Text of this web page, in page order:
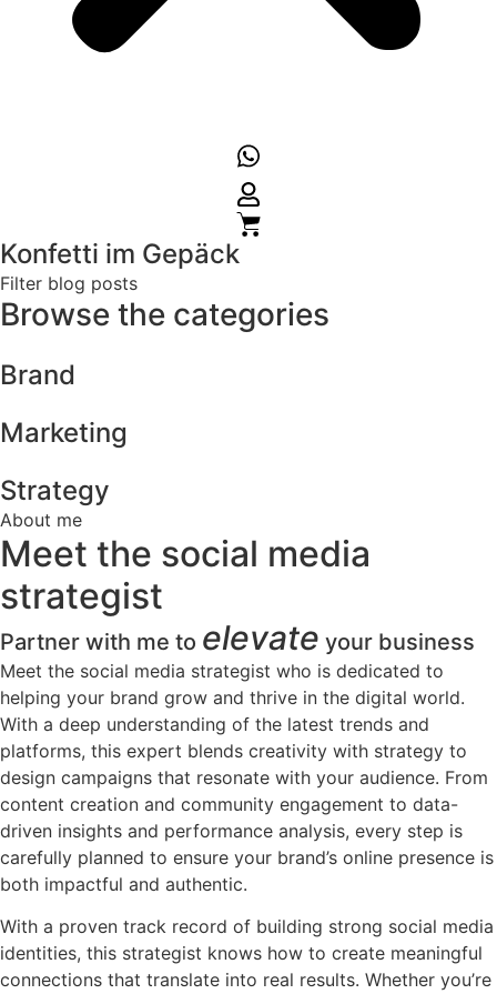
Konfetti im Gepäck
Filter blog posts
Browse the categories
Brand
Marketing
Strategy
About me
Meet the social media
strategist
Partner with me to elevate your business
Meet the social media strategist who is dedicated to
helping your brand grow and thrive in the digital world.
With a deep understanding of the latest trends and
platforms, this expert blends creativity with strategy to
design campaigns that resonate with your audience. From
content creation and community engagement to data-
driven insights and performance analysis, every step is
carefully planned to ensure your brand’s online presence is
both impactful and authentic.
With a proven track record of building strong social media
identities, this strategist knows how to create meaningful
connections that translate into real results. Whether you’re